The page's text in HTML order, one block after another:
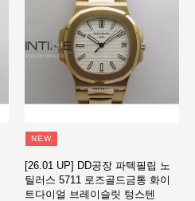
NEW
[26.01 UP] DD공장 파텍필립 노
틸러스 5711 로즈골드금통 화이
트다이얼 브레이슬릿 텅스텐